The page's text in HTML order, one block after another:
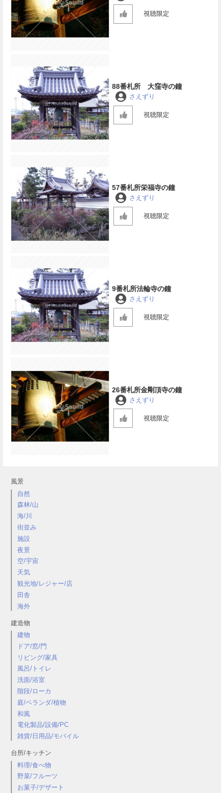
風景
自然
森林/山
海/川
街並み
施設
夜景
空/宇宙
天気
観光地/レジャー/店
田舎
海外
建造物
建物
ドア/窓/門
リビング/家具
風呂/トイレ
洗面/浴室
階段/ローカ
庭/ベランダ/植物
和風
電化製品/設備/PC
雑貨/日用品/モバイル
台所/キッチン
料理/食べ物
野菜/フルーツ
お菓子/デザート
視聴限定
88番札所 大窪寺の鐘
さえずり
視聴限定
57番札所栄福寺の鐘
さえずり
視聴限定
9番札所法輪寺の鐘
さえずり
視聴限定
26番札所金剛頂寺の鐘
さえずり
視聴限定